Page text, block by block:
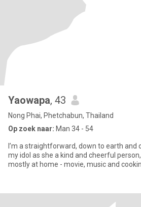
Yaowapa, 43
Nong Phai, Phetchabun, Thailand
Op zoek naar: Man 34 - 54
I’m a straightforward, down to earth and
my idol as she a kind and cheerful
mostly at home - movie, music and